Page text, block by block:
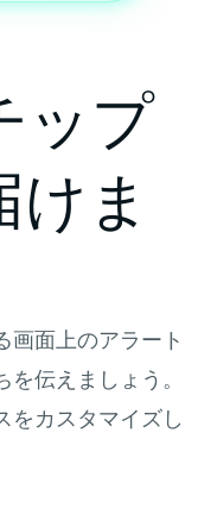
ップ
ま
画面上のアラート
伝えましょう。
をカスタマイズし